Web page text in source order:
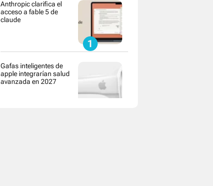
Anthropic clarifica el
acceso a fable 5 de
claude
Gafas inteligentes de
apple integrarían salud
avanzada en 2027